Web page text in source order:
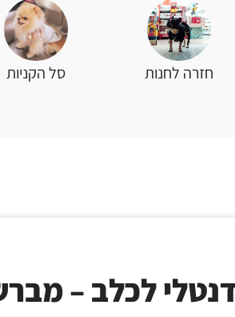
חזרה לחנות סל הקניות
לכלב –